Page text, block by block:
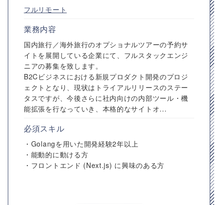
フルリモート
業務内容
国内旅行／海外旅行のオプショナルツアーの予約サ
イトを展開している企業にて、フルスタックエンジ
ニアの募集を致します。
B2Cビジネスにおける新規プロダクト開発のプロジ
ェクトとなり、現状はトライアルリリースのステー
タスですが、今後さらに社内向けの内部ツール・機
能拡張を行なっていき、本格的なサイトオ...
必須スキル
・Golangを用いた開発経験2年以上
・能動的に動ける方
・フロントエンド (Next.js) に興味のある方